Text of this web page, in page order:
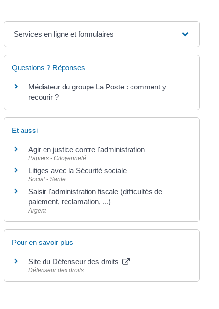
Services en ligne et formulaires
Questions ? Réponses !
Médiateur du groupe La Poste : comment y
recourir ?
Et aussi
Agir en justice contre l'administration
Papiers - Citoyenneté
Litiges avec la Sécurité sociale
Social - Santé
Saisir l'administration fiscale (difficultés de
paiement, réclamation, ...)
Argent
Pour en savoir plus
Site du Défenseur des droits
Défenseur des droits